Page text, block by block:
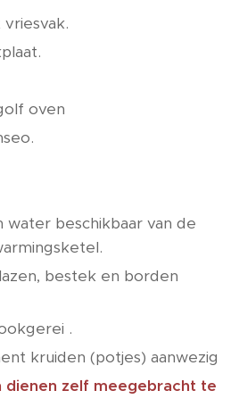
oven
water beschikbaar van de
bestek en borden
.
kruiden (potjes) aanwezig
dienen zelf meegebracht te